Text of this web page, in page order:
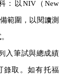
：以NIV（New
範圍，以閱讀測
入筆試與總成績
取。如有托福